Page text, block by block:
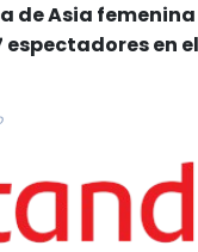
de Asia
en